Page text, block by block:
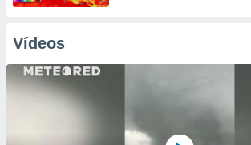
Vídeos